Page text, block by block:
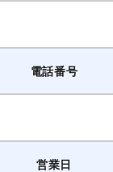
電話番号
営業日